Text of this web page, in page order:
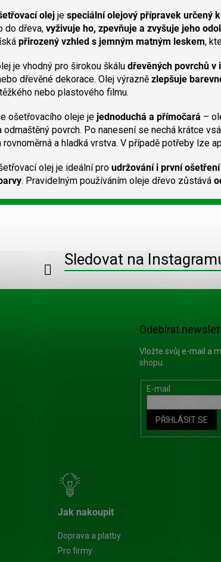
olej je speciální olejový přípravek určený
do dřeva, vyživuje ho, zpevňuje a zvyšuje jeho
přirozený vzhled s jemným matným leskem,
je vhodný pro širokou škálu dřevěných povrchů
dřevěné dekorace. Olej výrazně zlepšuje
nebo plastového filmu.
ošetřovacího oleje je jednoduchá a přímočará –
odmaštěný povrch. Po nanesení se nechá krátce
rovnoměrná a hladká vrstva. V případě potřeby lze
olej je ideální pro udržování i první
. Pravidelným používáním oleje dřevo zůstává
Sledovat na
Jak nakoupit
Doprava a platby
Pro firmy
Odebírat
Vložte svůj e-mail a
shopu.
E-mail
PŘIHLÁSIT SE